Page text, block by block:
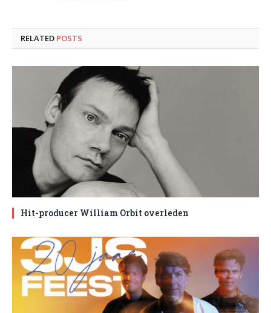
RELATED POSTS
Hit-producer William Orbit overleden